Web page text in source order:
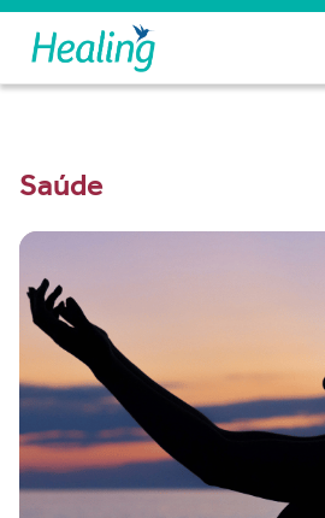
Saúde